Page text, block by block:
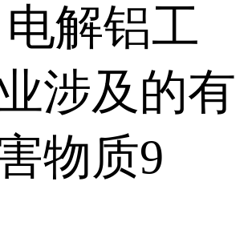
解铝工
涉及的有
物质9